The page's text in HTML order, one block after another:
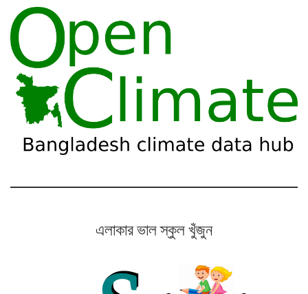
এলাকার ভাল স্কুল খুঁজুন